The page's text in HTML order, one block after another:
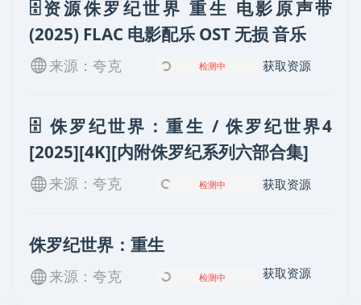
🗄资源侏罗纪世界 重生 电影原声带
(2025) FLAC 电影配乐 OST 无损 音乐
来源：夸克 检测中 获取资源
🗄 侏罗纪世界：重生 / 侏罗纪世界4
[2025][4K][内附侏罗纪系列六部合集]
来源：夸克 检测中 获取资源
侏罗纪世界：重生
来源：夸克 检测中 获取资源